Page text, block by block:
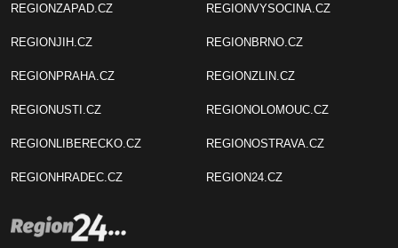
REGIONZAPAD.CZ
REGIONJIH.CZ
REGIONPRAHA.CZ
REGIONUSTI.CZ
REGIONLIBERECKO.CZ
REGIONHRADEC.CZ
REGIONVYSOCINA.CZ
REGIONBRNO.CZ
REGIONZLIN.CZ
REGIONOLOMOUC.CZ
REGIONOSTRAVA.CZ
REGION24.CZ